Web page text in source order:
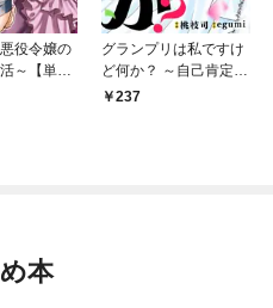
役令嬢の
～【単
グランプリは私ですけ
ど何か？ ～自己肯定モ
ンスターのミスコン無
237
本